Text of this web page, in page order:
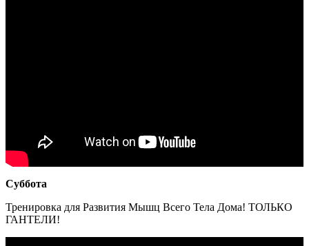
Суббота
Тренировка для Развития Мышц Всего Тела Дома! ТОЛЬКО
ГАНТЕЛИ!